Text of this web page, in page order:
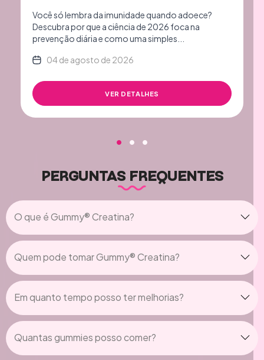
Você só lembra da imunidade quando adoece?
Descubra por que a ciência de 2026 foca na
prevenção diária e como uma simples...
04 de agosto de 2026
VER DETALHES
PERGUNTAS FREQUENTES
O que é Gummy® Creatina?
Quem pode tomar Gummy® Creatina?
Em quanto tempo posso ter melhorias?
Quantas gummies posso comer?